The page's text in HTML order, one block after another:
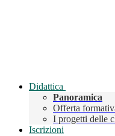
Didattica
Panoramica
Offerta
I progetti delle
Iscrizioni